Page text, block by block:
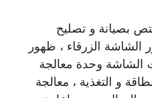
بصيانة و تصليح
الشاشة الزرقاء ، ظهور
الشاشة وحدة معالجة
و التغذية ، معالجة